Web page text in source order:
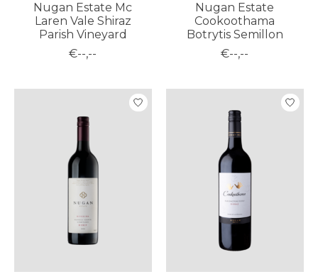
Nugan Estate Mc
Laren Vale Shiraz
Parish Vineyard
€--,--
Nugan Estate
Cookoothama
Botrytis Semillon
€--,--